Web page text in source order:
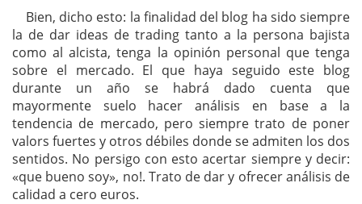
Bien, dicho esto: la finalidad del blog ha sido siempre
la de dar ideas de trading tanto a la persona bajista
como al alcista, tenga la opinión personal que tenga
sobre el mercado. El que haya seguido este blog
durante un año se habrá dado cuenta que
mayormente suelo hacer análisis en base a la
tendencia de mercado, pero siempre trato de poner
valors fuertes y otros débiles donde se admiten los dos
sentidos. No persigo con esto acertar siempre y decir:
«que bueno soy», no!. Trato de dar y ofrecer análisis de
calidad a cero euros.